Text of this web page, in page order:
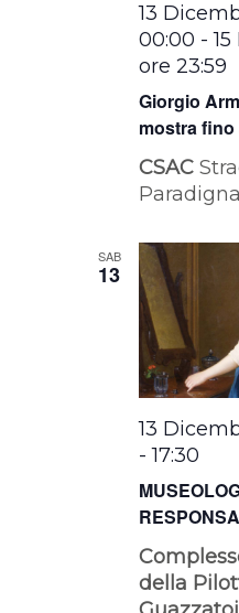
Giorgio
mostra fino
13
00:00 -
ore 23:59
CSAC
SAB
13
13
-17:30
della